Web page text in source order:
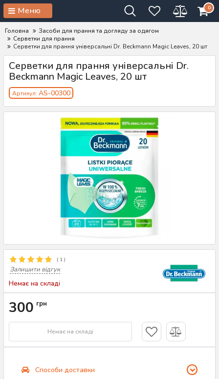
Меню 0
Головна
Засоби для прання та догляду за одягом
Серветки для прання
Серветки для прання універсальні Dr. Beckmann Magic Leaves, 20 шт
Серветки для прання універсальні Dr.
Beckmann Magic Leaves, 20 шт
Артикул: AS-00300
( 1 )
Залишити відгук
Немає на складі
300 грн
Немає на складі
Способи доставки